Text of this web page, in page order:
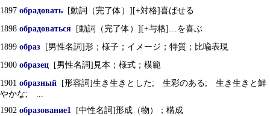
1897 обрадовать [動詞（完了体）][+対格]喜ばせる
1898 обрадоваться [動詞（完了体）][+与格]…を喜ぶ
1899 образ [男性名詞]形；様子；イメージ；特質；比喩表現
1900 образец [男性名詞]見本；様式；模範
1901 образный [形容詞]生き生きとした; 生彩のある; 生き生きと鮮
やかな; ...
1902 образование1 [中性名詞]形成（物）；構成